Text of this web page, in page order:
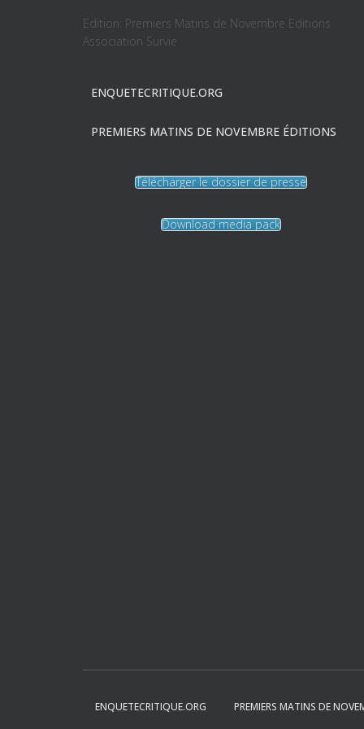
Edition: Premiers Matins de Novembre Editions
Association Survie
ENQUETECRITIQUE.ORG
PREMIERS MATINS DE NOVEMBRE ÉDITIONS
Télécharger le dossier de presse
Download media pack
ENQUETECRITIQUE.ORG PREMIERS MATINS DE